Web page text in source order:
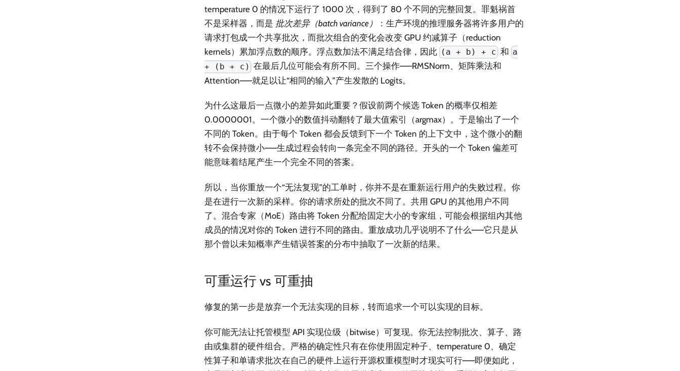
temperature 0 的情况下运行了 1000 次，得到了 80 个不同的完整回复。罪魁祸首
不是采样器，而是 批次差异（batch variance）
：生产环境的推理服务器将许多用户的
请求打包成一个共享批次，而批次组合的变化会改变 GPU 约减算子（reduction
kernels）累加浮点数的顺序。浮点数加法不满足结合律，因此 (a + b) + c 和 a
+ (b + c) 在最后几位可能会有所不同。三个操作——RMSNorm、矩阵乘法和
Attention——就足以让“相同的输入”产生发散的 Logits。
为什么这最后一点微小的差异如此重要？假设前两个候选 Token 的概率仅相差
0.0000001。一个微小的数值抖动翻转了最大值索引（argmax）。于是输出了一个
不同的 Token。由于每个 Token 都会反馈到下一个 Token 的上下文中，这个微小的翻
转不会保持微小——生成过程会转向一条完全不同的路径。开头的一个 Token 偏差可
能意味着结尾产生一个完全不同的答案。
所以，当你重放一个“无法复现”的工单时，你并不是在重新运行用户的失败过程。你
是在进行一次新的采样。你的请求所处的批次不同了。共用 GPU 的其他用户不同
了。混合专家（MoE）路由将 Token 分配给固定大小的专家组，可能会根据组内其他
成员的情况对你的 Token 进行不同的路由。重放成功几乎说明不了什么——它只是从
那个曾以未知概率产生错误答案的分布中抽取了一次新的结果。
可重运行 vs 可重抽
修复的第一步是放弃一个无法实现的目标，转而追求一个可以实现的目标。
你可能无法让托管模型 API 实现位级（bitwise）可复现。你无法控制批次、算子、路
由或集群的硬件组合。严格的确定性只有在你使用固定种子、temperature 0、确定
性算子和单请求批次在自己的硬件上运行开源权重模型时才现实可行——即便如此，